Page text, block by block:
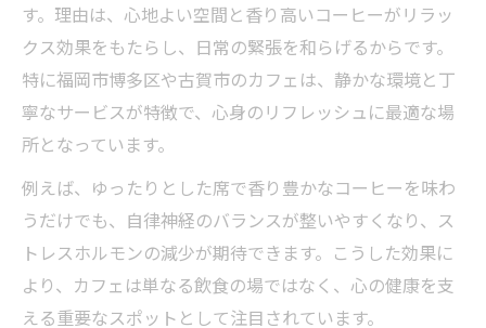
す。理由は、心地よい空間と香り高いコーヒーがリラッ
クス効果をもたらし、日常の緊張を和らげるからです。
特に福岡市博多区や古賀市のカフェは、静かな環境と丁
寧なサービスが特徴で、心身のリフレッシュに最適な場
所となっています。
例えば、ゆったりとした席で香り豊かなコーヒーを味わ
うだけでも、自律神経のバランスが整いやすくなり、ス
トレスホルモンの減少が期待できます。こうした効果に
より、カフェは単なる飲食の場ではなく、心の健康を支
える重要なスポットとして注目されています。